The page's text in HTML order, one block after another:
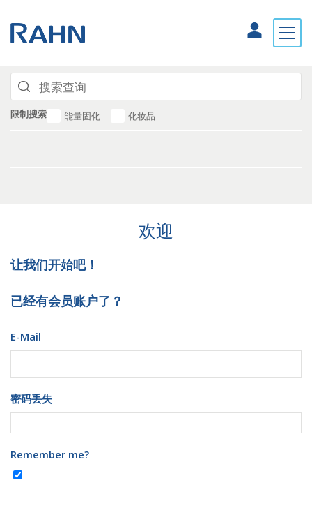
限制搜索 能量固化 化妆品
欢迎
让我们开始吧！
已经有会员账户了？
E-Mail
密码丢失
Remember me?